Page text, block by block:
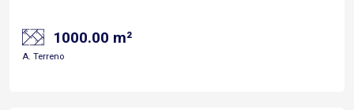
1000.00 m²
A. Terreno